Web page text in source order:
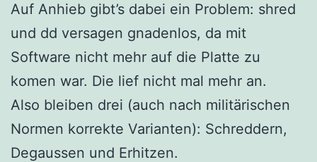
Auf Anhieb gibt’s dabei ein Problem: shred
und dd versagen gnadenlos, da mit
Software nicht mehr auf die Platte zu
komen war. Die lief nicht mal mehr an.
Also bleiben drei (auch nach militärischen
Normen korrekte Varianten): Schreddern,
Degaussen und Erhitzen.